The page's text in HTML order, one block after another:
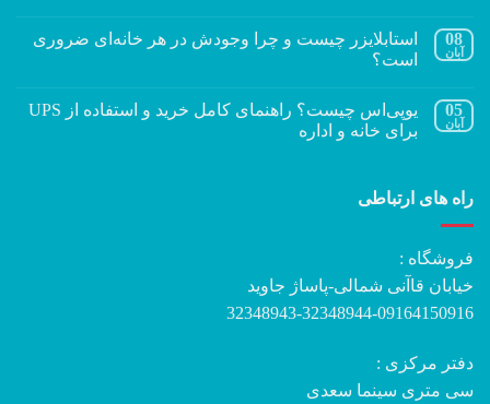
08
آبان
استابلایزر چیست و چرا وجودش در هر خانه‌ای ضروری
است؟
05
آبان
یوپی‌اس چیست؟ راهنمای کامل خرید و استفاده از UPS
برای خانه و اداره
راه های ارتباطی
فروشگاه :
خیابان قاآنی شمالی-پاساژ جاوید
32348943-32348944-09164150916
دفتر مرکزی :
سی متری سینما سعدی